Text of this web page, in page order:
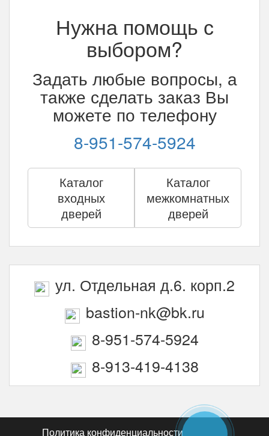
оксфорд
900*2000
Нужна помощь с
выбором?
Задать любые вопросы, а
также сделать заказ Вы
можете по телефону
8-951-574-5924
Каталог
входных
дверей
Каталог
межкомнатных
дверей
ул. Отдельная д.6. корп.2
bastion-nk@bk.ru
8-951-574-5924
8-913-419-4138
Политика конфиденциальности